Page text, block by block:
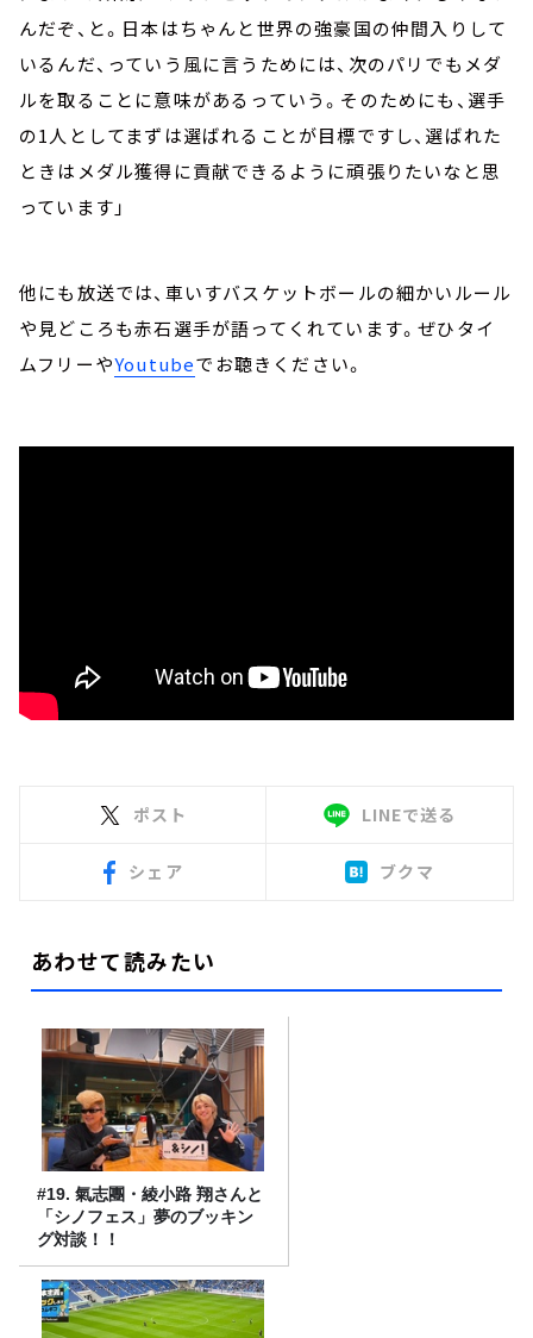
んだぞ、と。日本はちゃんと世界の強豪国の仲間入りして
いるんだ、っていう風に言うためには、次のパリでもメダ
ルを取ることに意味があるっていう。そのためにも、選手
の1人としてまずは選ばれることが目標ですし、選ばれた
ときはメダル獲得に貢献できるように頑張りたいなと思
っています」
他にも放送では、車いすバスケットボールの細かいルール
や見どころも赤石選手が語ってくれています。ぜひタイ
ムフリーやYoutubeでお聴きください。
ポスト LINEで送る
シェア ブクマ
あわせて読みたい
#19. 氣志團・綾小路 翔さんと
「シノフェス」夢のブッキン
グ対談！！